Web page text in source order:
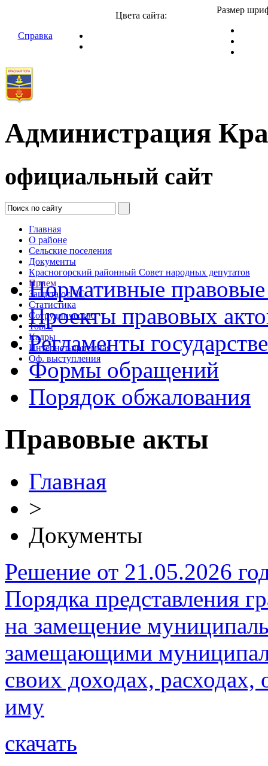
Справка
Цвета сайта:
Размер
Администрация
официальный сайт
Главная
О районе
Сельские поселения
Документы
Красногорский районный Совет народных депутатов
Прием
Защита от ЧС
Статистика
Сотрудничество
Торги
Кадры
Интернет-приемная
Оф. выступления
Нормативные
Проекты правовых
Регламенты
Формы обращений
Порядок обжалования
Правовые акты
Главная
>
Документы
Решение от 21.05.2026
Порядка представления
на замещение
замещающими
своих доходах, расходах,
иму
скачать